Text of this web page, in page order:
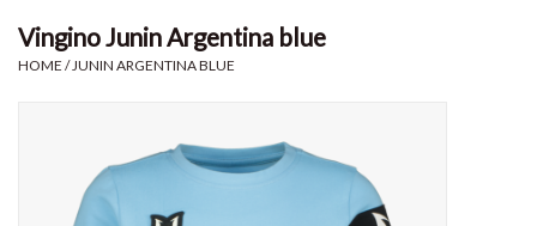
Meisjes
GRATIS VERZENDEN (vanaf EUR
Vingino Junin Argentina blue
HOME / JUNIN ARGENTINA BLUE